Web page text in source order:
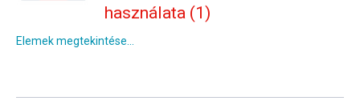
használata (1)
Elemek megtekintése...